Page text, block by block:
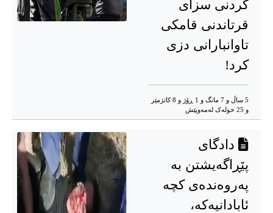
کردنی سزای
قرتاندنی قامکی
تاوانبارانی دزی
کرد!
5 ساڵ و 7 مانگ و 1 ڕۆژ و 8 کاتژمێر
و 25 خوله‌ک له‌مه‌وپێش‌
دادگای
پێڕاگەیشتن بە
پەروەندەی کچە
ئابادانیەکە،